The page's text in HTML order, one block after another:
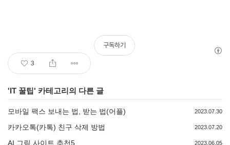
3
구독하기
'IT 꿀팁' 카테고리의 다른 글
모바일 팩스 보내는 법, 받는 법(어플) 2023.07.30
카카오톡(카톡) 친구 삭제 방법 2023.07.20
AI 그림 사이트 추천5 2023.06.05